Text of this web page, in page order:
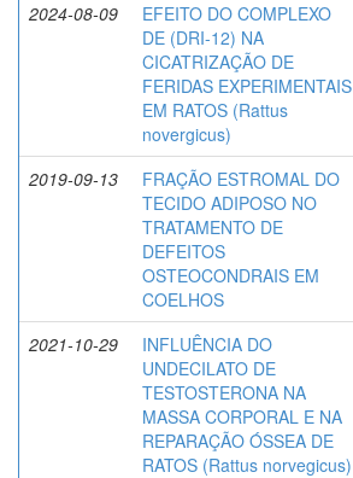
2024-08-09
EFEITO DO COMPLEXO
DE (DRI-12) NA
CICATRIZAÇÃO DE
FERIDAS EXPERIMENTAIS
EM RATOS (Rattus
novergicus)
2019-09-13
FRAÇÃO ESTROMAL DO
TECIDO ADIPOSO NO
TRATAMENTO DE
DEFEITOS
OSTEOCONDRAIS EM
COELHOS
2021-10-29
INFLUÊNCIA DO
UNDECILATO DE
TESTOSTERONA NA
MASSA CORPORAL E NA
REPARAÇÃO ÓSSEA DE
RATOS (Rattus norvegicus)